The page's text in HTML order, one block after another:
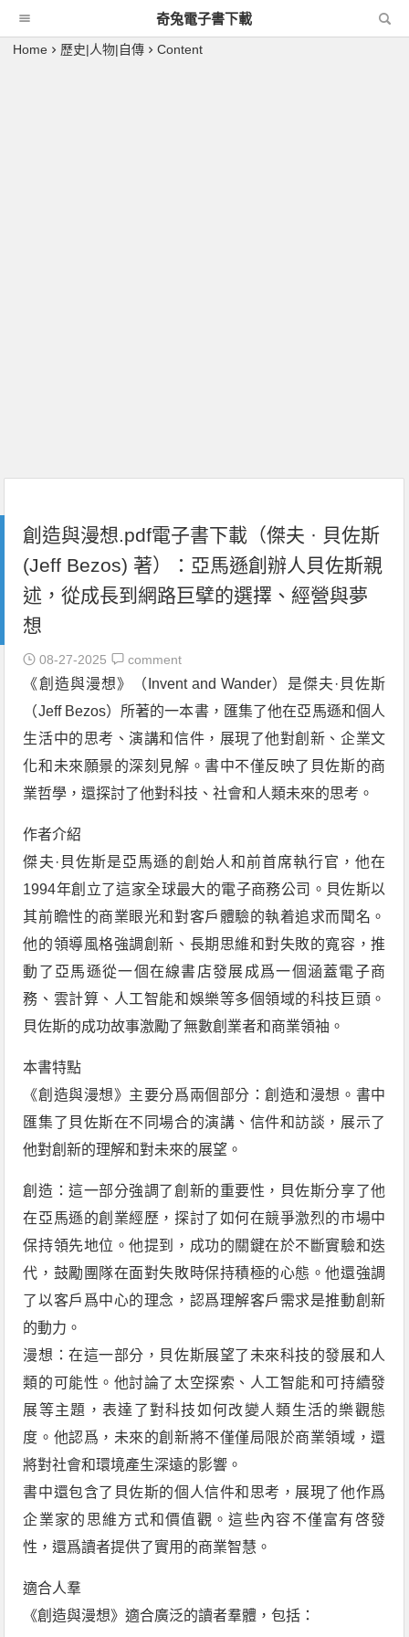
奇兔電子書下載
Home 歷史|人物|自傳 Content
創造與漫想.pdf電子書下載（傑夫 · 貝佐斯
(Jeff Bezos) 著）：亞馬遜創辦人貝佐斯親
述，從成長到網路巨擘的選擇、經營與夢
想
08-27-2025 comment
《創造與漫想》（Invent and Wander）是傑夫·貝佐斯
（Jeff Bezos）所著的一本書，匯集了他在亞馬遜和個人
生活中的思考、演講和信件，展現了他對創新、企業文
化和未來願景的深刻見解。書中不僅反映了貝佐斯的商
業哲學，還探討了他對科技、社會和人類未來的思考。
作者介紹
傑夫·貝佐斯是亞馬遜的創始人和前首席執行官，他在
1994年創立了這家全球最大的電子商務公司。貝佐斯以
其前瞻性的商業眼光和對客戶體驗的執着追求而聞名。
他的領導風格強調創新、長期思維和對失敗的寬容，推
動了亞馬遜從一個在線書店發展成爲一個涵蓋電子商
務、雲計算、人工智能和娛樂等多個領域的科技巨頭。
貝佐斯的成功故事激勵了無數創業者和商業領袖。
本書特點
《創造與漫想》主要分爲兩個部分：創造和漫想。書中
匯集了貝佐斯在不同場合的演講、信件和訪談，展示了
他對創新的理解和對未來的展望。
創造：這一部分強調了創新的重要性，貝佐斯分享了他
在亞馬遜的創業經歷，探討了如何在競爭激烈的市場中
保持領先地位。他提到，成功的關鍵在於不斷實驗和迭
代，鼓勵團隊在面對失敗時保持積極的心態。他還強調
了以客戶爲中心的理念，認爲理解客戶需求是推動創新
的動力。
漫想：在這一部分，貝佐斯展望了未來科技的發展和人
類的可能性。他討論了太空探索、人工智能和可持續發
展等主題，表達了對科技如何改變人類生活的樂觀態
度。他認爲，未來的創新將不僅僅局限於商業領域，還
將對社會和環境產生深遠的影響。
書中還包含了貝佐斯的個人信件和思考，展現了他作爲
企業家的思維方式和價值觀。這些內容不僅富有啓發
性，還爲讀者提供了實用的商業智慧。
適合人羣
《創造與漫想》適合廣泛的讀者羣體，包括：